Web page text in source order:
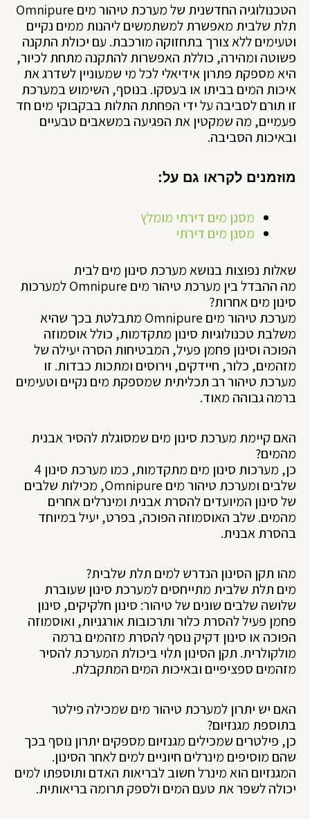
הטכנולוגיה החדשנית של מערכת טיהור מים Omnipure
תלת שלבית מאפשרת למשתמשים ליהנות ממים נקיים
וטעימים ללא צורך בתחזוקה מורכבת. עם יכולת התקנה
פשוטה ומהירה, כוללת האפשרות להתקנה מתחת לכיור,
היא מספקת פתרון אידיאלי לכל מי שמעוניין לשדרג את
איכות המים בביתו או בעסקו. בנוסף, השימוש במערכת
זו תורם לסביבה על ידי הפחתת התלות בבקבוקי מים חד
פעמיים, מה שמקטין את הפגיעה במשאבים טבעיים
ובאיכות הסביבה.
מוזמנים לקראו גם על:
מסנן מים דירתי מומלץ
מסנן מים דירתי
שאלות נפוצות בנושא מערכת סינון מים לבית
מה ההבדל בין מערכת טיהור מים Omnipure למערכות
סינון מים אחרות?
מערכת טיהור מים Omnipure מתבלטת בכך שהיא
משלבת טכנולוגיות סינון מתקדמות, כולל אוסמוזה
הפוכה וסינון פחמן פעיל, המבטיחות הסרה יעילה של
מזהמים, כלור, חיידקים, וירוסים ומתכות כבדות. זו
מערכת טיהור רב תכליתית שמספקת מים נקיים וטעימים
ברמה גבוהה מאוד.
האם קיימת מערכת סינון מים שמסוגלת להסיר אבנית
מהמים?
כן, מערכות סינון מים מתקדמות, כמו מערכת סינון 4
שלבים ומערכת טיהור מים Omnipure, מכילות שלבים
של סינון המיועדים להסרת אבנית ומינרלים אחרים
מהמים. שלב האוסמוזה הפוכה, בפרט, יעיל במיוחד
בהסרת אבנית.
מהו תקן הסינון הנדרש למים תלת שלבית?
מים תלת שלבית מתייחסים למערכת סינון שעוברת
שלושה שלבים שונים של טיהור: סינון חלקיקים, סינון
פחמן פעיל להסרת כלור ותרכובות אורגניות, ואוסמוזה
הפוכה או סינון דקיק נוסף להסרת מזהמים ברמה
מולקולרית. תקן הסינון תלוי ביכולת המערכת להסיר
מזהמים ספציפיים ובאיכות המים המתקבלת.
האם יש יתרון למערכת טיהור מים שמכילה פילטר
בתוספת מגנזיום?
כן, פילטרים שמכילים מגנזיום מספקים יתרון נוסף בכך
שהם מוסיפים מינרלים חיוניים למים לאחר הסינון.
המגנזיום הוא מינרל חשוב לבריאות האדם ותוספתו למים
יכולה לשפר את טעם המים ולספק תרומה בריאותית.